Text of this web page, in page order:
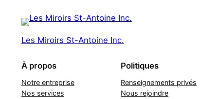
Les Miroirs St-Antoine Inc.
À propos
Notre entreprise
Nos services
Politiques
Renseignements privés
Nous rejoindre